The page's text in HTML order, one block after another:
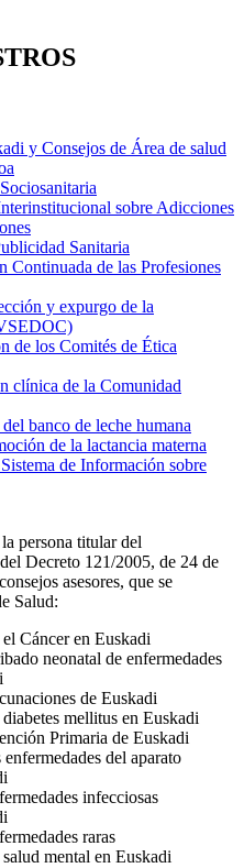
y Consejos de Área de salud
sobre Adicciones
Sanitaria
Continuada de las Profesiones
y expurgo de la
de los Comités de Ética
clínica de la Comunidad
banco de leche humana
de la lactancia materna
de Información sobre
persona titular del
Decreto 121/2005, de 24 de
asesores, que se
Salud:
Cáncer en Euskadi
neonatal de enfermedades
de Euskadi
mellitus en Euskadi
Primaria de Euskadi
del aparato
infecciosas
raras
mental en Euskadi